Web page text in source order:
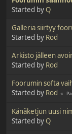
Started by Q
Galleria siirtyy
Started by Rod
Arkisto jälleen
Started by Rod
Foorumin softa
Started by Rod
Känäketjun uusi
Started by Q